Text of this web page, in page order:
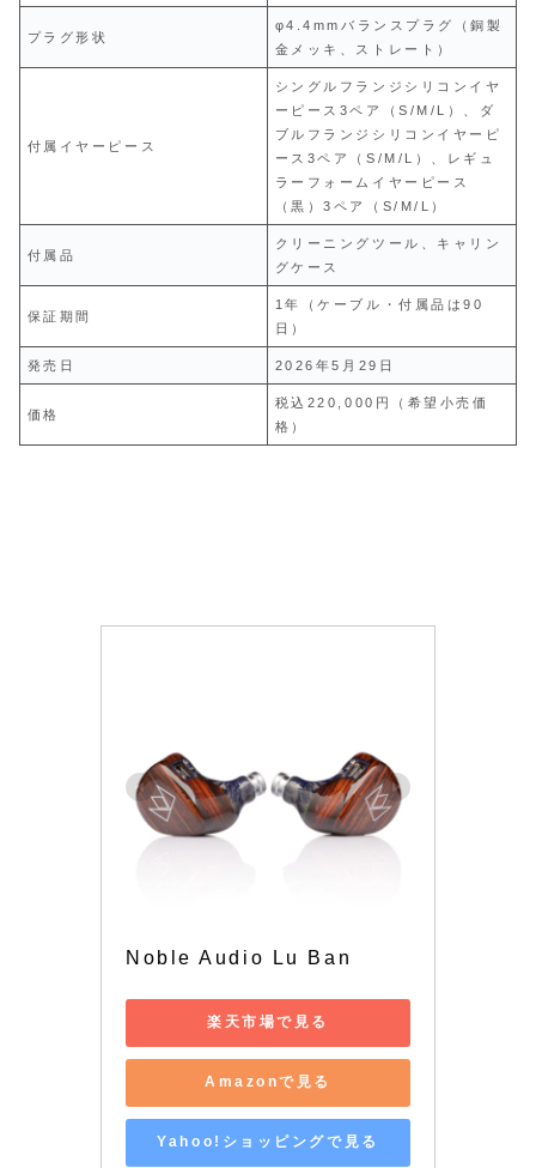
プラグ形状
φ4.4mmバランスプラグ（銅製
金メッキ、ストレート）
付属イヤーピース
シングルフランジシリコンイヤ
ーピース3ペア（S/M/L）、ダ
ブルフランジシリコンイヤーピ
ース3ペア（S/M/L）、レギュ
ラーフォームイヤーピース
（黒）3ペア（S/M/L）
付属品
クリーニングツール、キャリン
グケース
保証期間
1年（ケーブル・付属品は90
日）
発売日 2026年5月29日
価格
税込220,000円（希望小売価
格）
Noble Audio Lu Ban
楽天市場で見る
Amazonで見る
Yahoo!ショッピングで見る